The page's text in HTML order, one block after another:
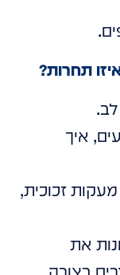
איך
זכוכית,
את